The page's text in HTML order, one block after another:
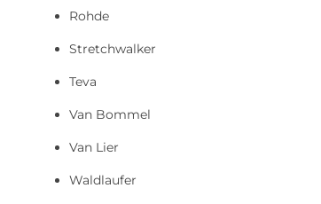
Rohde
Stretchwalker
Teva
Van Bommel
Van Lier
Waldlaufer